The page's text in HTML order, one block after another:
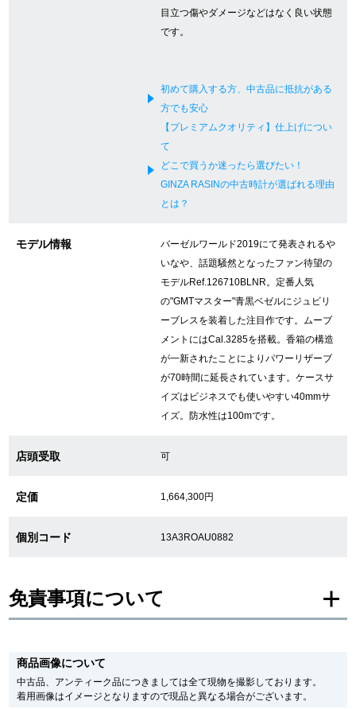
GINZA RASIN公式ブログ
買取ブログ
SNS・動画
For Overseas Customers
简体中文
한국어
ภาษาไทย
商品画像について
中古品、アンティーク品につきましては全て現物を撮影しております。
着用画像はイメージとなりますので現品と異なる場合がございます。
目立つ傷やダメージなどはなく良い状態
です。
初めて購入する方、中古品に抵抗がある
方でも安心
【プレミアムクオリティ】仕上げについ
て
どこで買うか迷ったら選びたい！
GINZA RASINの中古時計が選ばれる理由
とは？
モデル情報
バーゼルワールド2019にて発表されるや
いなや、話題騒然となったファン待望の
モデルRef.126710BLNR。定番人気
の"GMTマスター"青黒ベゼルにジュビリ
ーブレスを装着した注目作です。ムーブ
メントにはCal.3285を搭載。香箱の構造
が一新されたことによりパワーリザーブ
が70時間に延長されています。ケースサ
イズはビジネスでも使いやすい40mmサ
イズ。防水性は100mです。
店頭受取 可
定価 1,664,300円
個別コード 13A3ROAU0882
免責事項について
メーカー保護シールの有無に個体差がございますのでご了承下さいませ。
また、メーカーにてマイナーチェンジがなされる場合がございますが、在庫品
の仕様で販売させていただきますので予めご了承の程お願いいたします。
尚、中古品、アンティーク品につきましては現品を撮影しております。